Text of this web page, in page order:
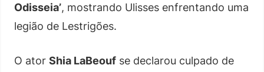
Odisseia’, mostrando Ulisses enfrentando uma
legião de Lestrigões.
O ator Shia LaBeouf se declarou culpado de